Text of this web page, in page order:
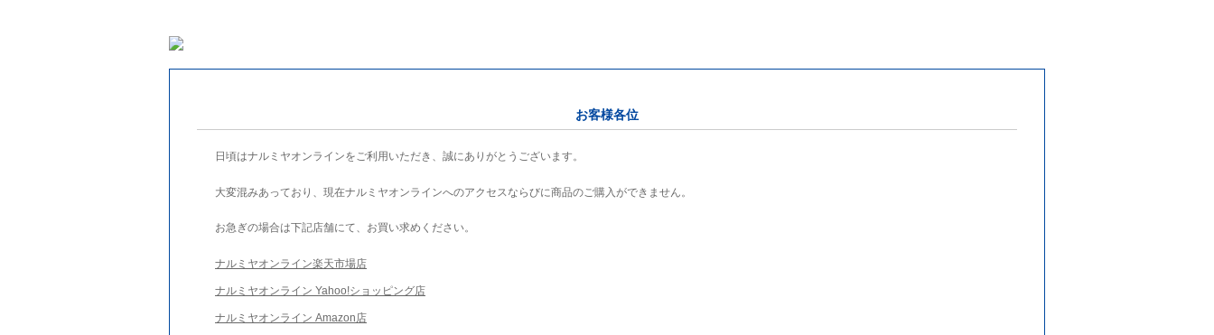
お客様各位
日頃はナルミヤオンラインをご利用いただき、誠にありがとうございます。
大変混みあっており、現在ナルミヤオンラインへのアクセスならびに商品のご購入ができません。
お急ぎの場合は下記店舗にて、お買い求めください。
ナルミヤオンライン楽天市場店
ナルミヤオンライン Yahoo!ショッピング店
ナルミヤオンライン Amazon店